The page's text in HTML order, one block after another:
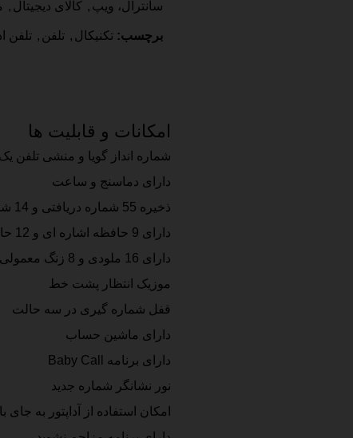
سانترال، ویپ , کالای دیجیتال ,
برچسب: تکنیکال , تلفن , تلفن
امکانات و قابلیت ها
شماره انداز گویا و منشی تلفن
دارای دماسنج و ساعت
ذخیره 55 شماره دریافتی و 14 شماره گرفته شده و 55 شماره ویژه
دارای 9 حافظه اشاره ای و 12 حافظه دو اشاره ای
دارای 16 ملودی و 8 زنگ معمولی
موزیک انتظار پشت خط
قفل شماره گیری در سه حالت
دارای ماشین حساب
دارای برنامه Baby Call
نور نشانگر شماره جدید
امکان استفاده از آداپتور به جای